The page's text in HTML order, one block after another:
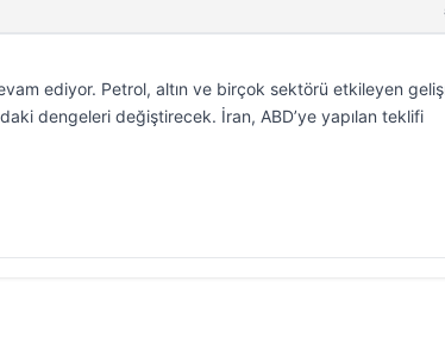
ediyor. Petrol, altın ve birçok sektörü etkileyen
dengeleri değiştirecek. İran, ABD’ye yapılan teklifi